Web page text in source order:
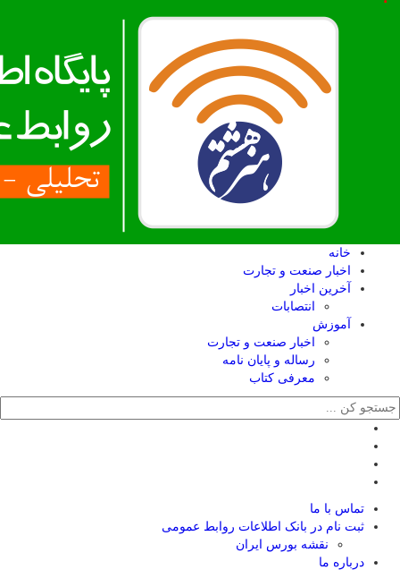
خانه
اخبار صنعت و تجارت
آخرین اخبار
انتصابات
آموزش
اخبار صنعت و تجارت
رساله و پایان نامه
معرفی کتاب
تماس با ما
ثبت نام در بانک اطلاعات روابط عمومی
نقشه بورس ایران
درباره ما